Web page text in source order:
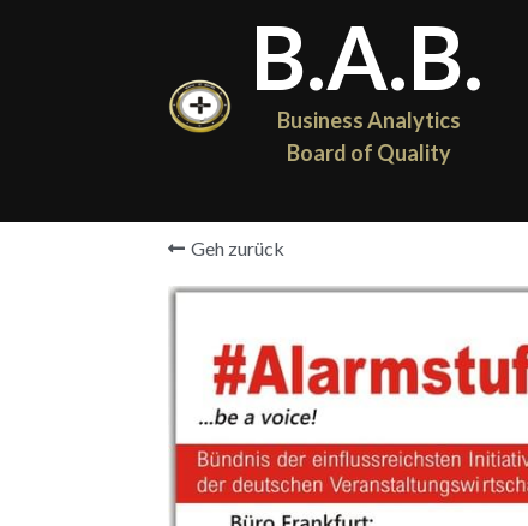
B.A.B.
Business Analytics
Board of Quality
Geh zurück